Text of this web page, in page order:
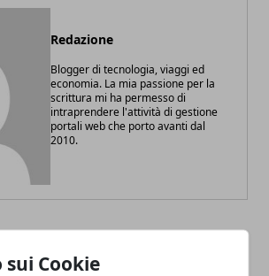
sui Cookie
Redazione
Blogger di tecnologia, viaggi ed
economia. La mia passione per la
scrittura mi ha permesso di
intraprendere l'attività di gestione
portali web che porto avanti dal
2010.